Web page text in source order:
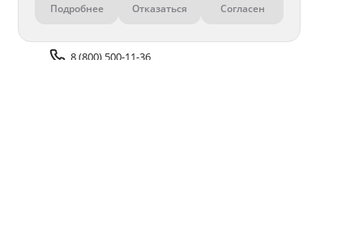
Контакты
8 (800) 500-11-36
Подробнее Отказаться Согласен